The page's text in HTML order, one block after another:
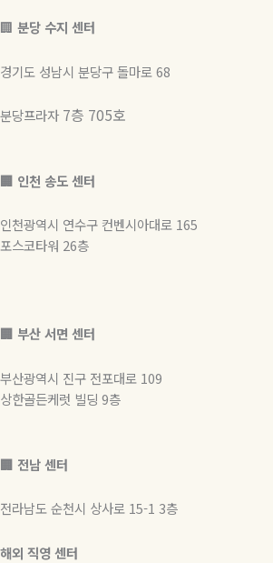
🏢 분당 수지 센터
경기도 성남시 분당구 돌마로 68
분당프라자 7층 705호
🏢 인천 송도 센터
인천광역시 연수구 컨벤시아대로 165
포스코타워 26층
🏢 부산 서면 센터
부산광역시 진구 전포대로 109
상한골든케럿 빌딩 9층
🏢 전남 센터
전라남도 순천시 상사로 15-1 3층
해외 직영 센터